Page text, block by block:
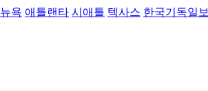
뉴욕 애틀랜타 시애틀 텍사스 한국기독일보